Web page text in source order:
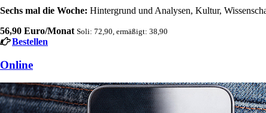
Sechs mal die Woche: Hintergrund und Analysen, Kultur,
56,90 Euro/Monat Soli: 72,90, ermäßigt: 38,90
Bestellen
Online